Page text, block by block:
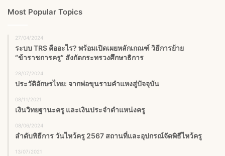
Most Popular Topics
27/04/2024
ระบบ TRS คืออะไร? พร้อมเปิดเผยหลักเกณฑ์ วิธีการย้าย
“ข้าราชการครู” สังกัดกระทรวงศึกษาธิการ
28/07/2024
ประวัติอักษรไทย: จากพ่อขุนรามคำแหงสู่ปัจจุบัน
08/11/2021
เงินวิทยฐานะครู และเงินประจำตำแหน่งครู
08/06/2024
ลำดับพิธีการ วันไหว้ครู 2567 สถานที่และอุปกรณ์จัดพิธีไหว้ครู
13/07/2021